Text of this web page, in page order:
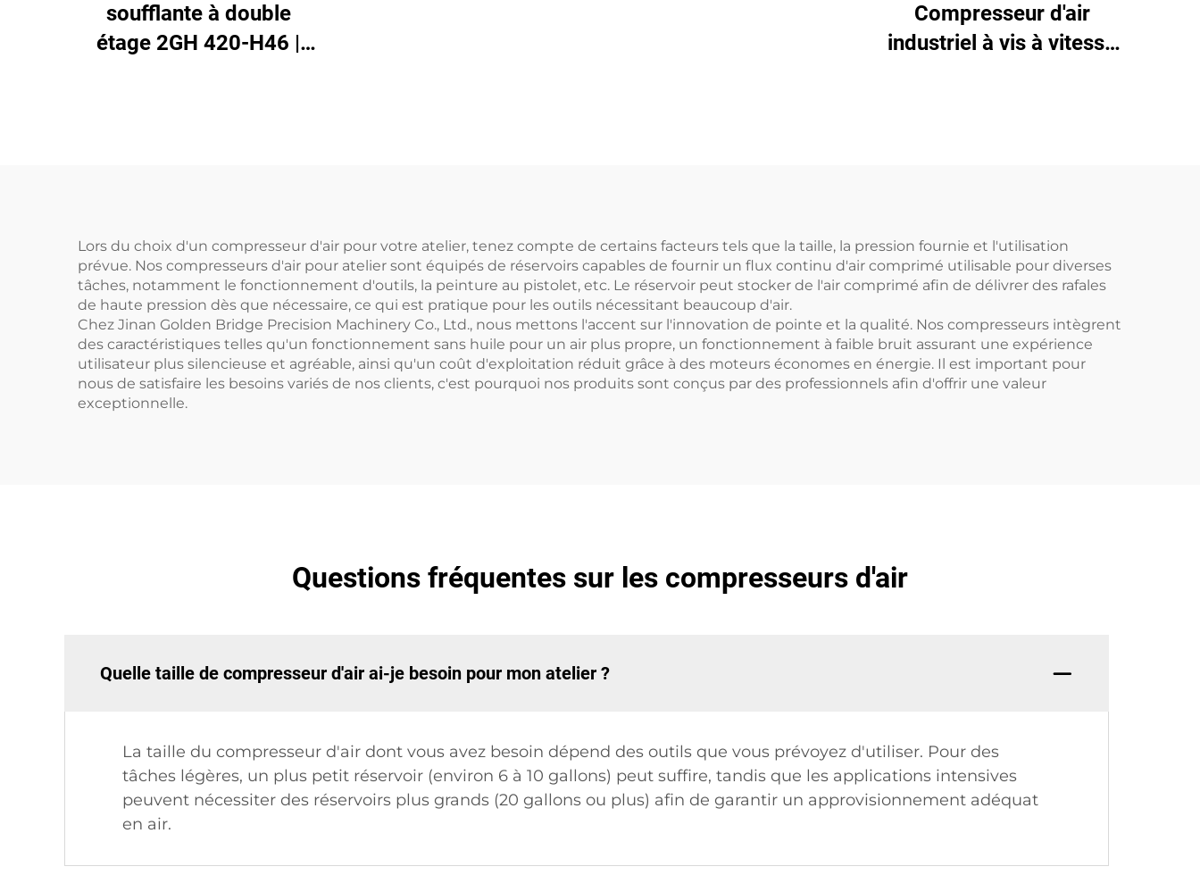
soufflante à double
étage 2GH 420-H46 |
Compresseur d'air
industriel à vis à vitesse
Lors du choix d'un compresseur d'air pour votre atelier, tenez compte de certains facteurs tels que la taille, la pression fournie et l'utilisation
prévue. Nos compresseurs d'air pour atelier sont équipés de réservoirs capables de fournir un flux continu d'air comprimé utilisable pour diverses
tâches, notamment le fonctionnement d'outils, la peinture au pistolet, etc. Le réservoir peut stocker de l'air comprimé afin de délivrer des rafales
de haute pression dès que nécessaire, ce qui est pratique pour les outils nécessitant beaucoup d'air.
Chez Jinan Golden Bridge Precision Machinery Co., Ltd., nous mettons l'accent sur l'innovation de pointe et la qualité. Nos compresseurs intègrent
des caractéristiques telles qu'un fonctionnement sans huile pour un air plus propre, un fonctionnement à faible bruit assurant une expérience
utilisateur plus silencieuse et agréable, ainsi qu'un coût d'exploitation réduit grâce à des moteurs économes en énergie. Il est important pour
nous de satisfaire les besoins variés de nos clients, c'est pourquoi nos produits sont conçus par des professionnels afin d'offrir une valeur
exceptionnelle.
Questions fréquentes sur les compresseurs d'air
Quelle taille de compresseur d'air ai-je besoin pour mon atelier ?
La taille du compresseur d'air dont vous avez besoin dépend des outils que vous prévoyez d'utiliser. Pour des
tâches légères, un plus petit réservoir (environ 6 à 10 gallons) peut suffire, tandis que les applications intensives
peuvent nécessiter des réservoirs plus grands (20 gallons ou plus) afin de garantir un approvisionnement adéquat
en air.